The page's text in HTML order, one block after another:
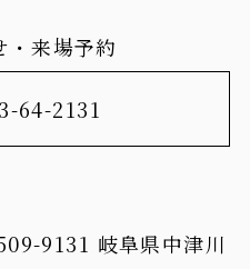
・来場予約
64-2131
9131 岐阜県中津川